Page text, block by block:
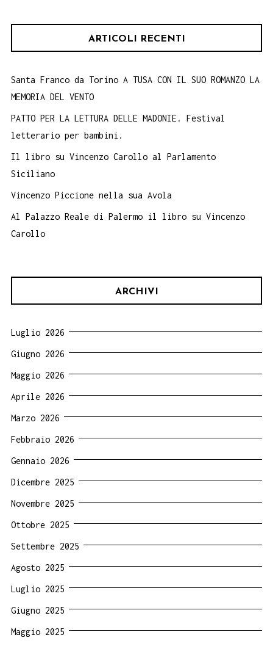
ARTICOLI RECENTI
Santa Franco da Torino A TUSA CON IL SUO ROMANZO LA
MEMORIA DEL VENTO
PATTO PER LA LETTURA DELLE MADONIE. Festival
letterario per bambini.
Il libro su Vincenzo Carollo al Parlamento
Siciliano
Vincenzo Piccione nella sua Avola
Al Palazzo Reale di Palermo il libro su Vincenzo
Carollo
ARCHIVI
Luglio 2026
Giugno 2026
Maggio 2026
Aprile 2026
Marzo 2026
Febbraio 2026
Gennaio 2026
Dicembre 2025
Novembre 2025
Ottobre 2025
Settembre 2025
Agosto 2025
Luglio 2025
Giugno 2025
Maggio 2025